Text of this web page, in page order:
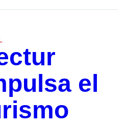
el